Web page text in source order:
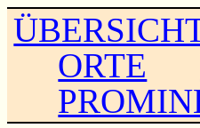
ORTE